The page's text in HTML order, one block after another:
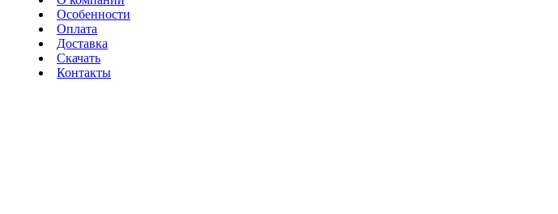
Особенности
Оплата
Доставка
Скачать
Контакты